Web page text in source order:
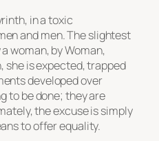
in a toxic
and men. The slightest
woman, by Woman,
she is expected, trapped
developed over
to be done; they are
the excuse is simply
to offer equality.